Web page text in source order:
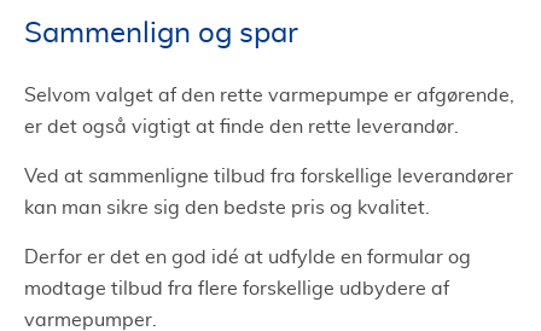
Sammenlign og spar
Selvom valget af den rette varmepumpe er afgørende,
er det også vigtigt at finde den rette leverandør.
Ved at sammenligne tilbud fra forskellige leverandører
kan man sikre sig den bedste pris og kvalitet.
Derfor er det en god idé at udfylde en formular og
modtage tilbud fra flere forskellige udbydere af
varmepumper.